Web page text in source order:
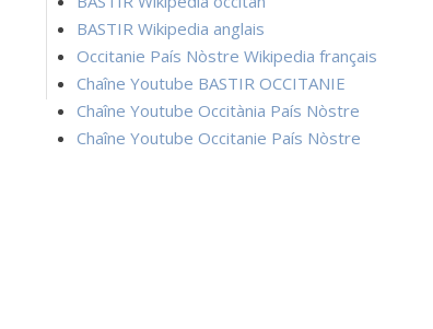
BASTIR Wikipedia anglais
Occitanie País Nòstre Wikipedia français
Chaîne Youtube BASTIR OCCITANIE
Chaîne Youtube Occitània País Nòstre
Chaîne Youtube Occitanie País Nòstre